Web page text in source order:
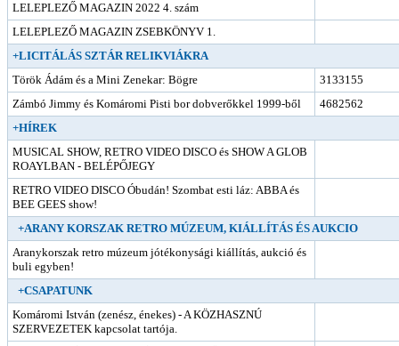
LELEPLEZŐ MAGAZIN 2022 4. szám
LELEPLEZŐ MAGAZIN ZSEBKÖNYV 1.
+LICITÁLÁS SZTÁR RELIKVIÁKRA
Török Ádám és a Mini Zenekar: Bögre
3133155
Zámbó Jimmy és Komáromi Pisti bor dobverőkkel 1999-ből
4682562
+HÍREK
MUSICAL SHOW, RETRO VIDEO DISCO és SHOW A GLOB
ROAYLBAN - BELÉPŐJEGY
RETRO VIDEO DISCO Óbudán! Szombat esti láz: ABBA és
BEE GEES show!
+ARANY KORSZAK RETRO MÚZEUM, KIÁLLÍTÁS ÉS AUKCIO
Aranykorszak retro múzeum jótékonysági kiállítás, aukció és
buli egyben!
+CSAPATUNK
Komáromi István (zenész, énekes) - A KÖZHASZNÚ
SZERVEZETEK kapcsolat tartója.